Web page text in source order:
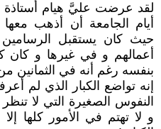
لقد عرضت عليَّ هيام
أيام الجامعة أن أذهب
حيث كان يستقبل الرسامين
أعمالهم و في غيرها و كان
بنفسه رغم أنه في الثمانين
إنه تواضع الكبار الذي لم
النفوس الصغيرة التي لا تنظر
و لا تهتم في الأمور كلها